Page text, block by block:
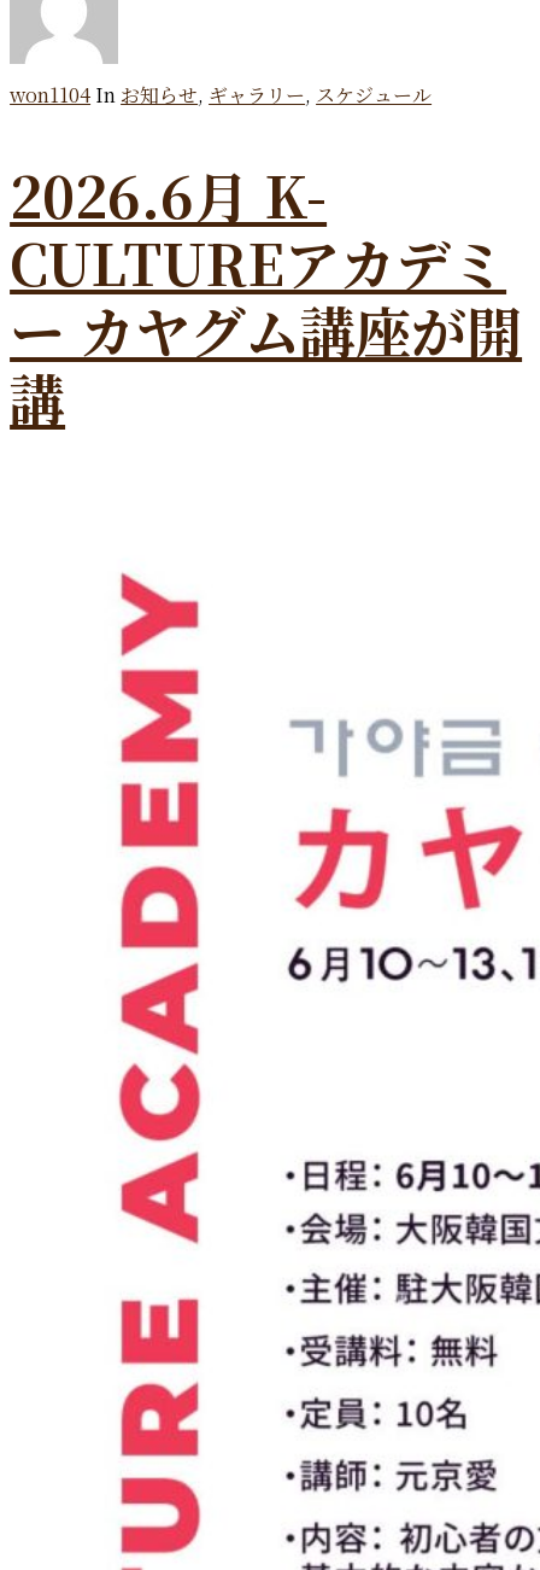
won1104 In お知らせ, ギャラリー, スケジュール
2026.6月 K-
CULTUREアカデミ
ー カヤグム講座が開
講